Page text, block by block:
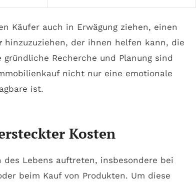
Käufer auch in Erwägung ziehen, einen
hinzuzuziehen, der ihnen helfen kann, die
Recherche und Planung sind
nicht nur eine emotionale
ist.
Kosten
Lebens auftreten, insbesondere bei
beim Kauf von Produkten. Um diese